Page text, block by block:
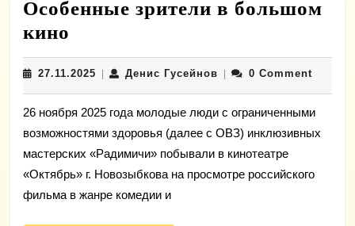
Особенные зрители в большом
кино
зрители
в
большом
кино
27.11.2025 27.11.2025
| Денис ГусейновДенис
| 0 Comment
26 ноября 2025 года молодые люди с ограниченными
возможностями здоровья (далее с ОВЗ) инклюзивных
мастерских «Радимичи» побывали в кинотеатре
«Октябрь» г. Новозыбкова на просмотре российского
фильма в жанре комедии и